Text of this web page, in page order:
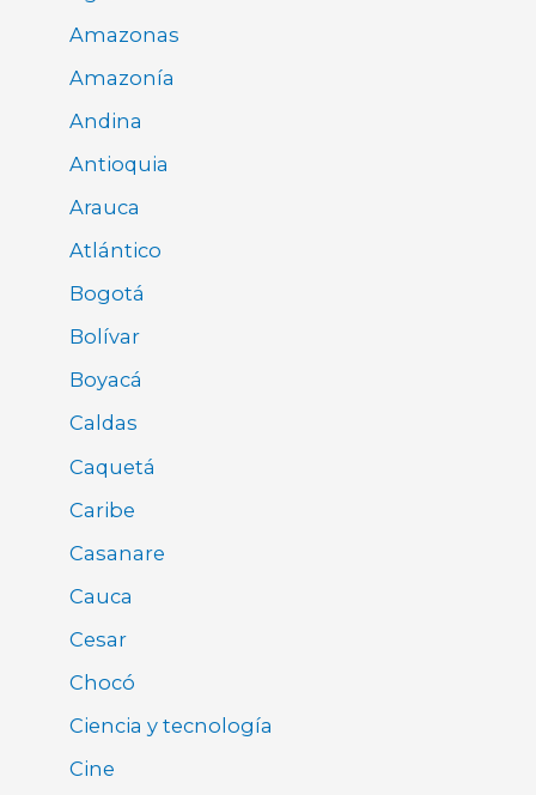
Amazonas
Amazonía
Andina
Antioquia
Arauca
Atlántico
Bogotá
Bolívar
Boyacá
Caldas
Caquetá
Caribe
Casanare
Cauca
Cesar
Chocó
Ciencia y tecnología
Cine